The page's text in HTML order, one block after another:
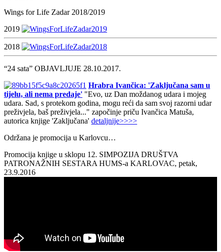
Wings for Life Zadar 2018/2019
2019
2018
“24 sata” OBJAVLJUJE 28.10.2017.
Hrabra Ivančica: 'Zaključana sam u
tijelu, ali nema predaje' "Evo, uz Dan moždanog udara i mojeg
udara. Sad, s protekom godina, mogu reći da sam svoj razorni udar
preživjela, baš preživjela..." započinje priču Ivančica Matuša,
autorica knjige 'Zaključana' detaljnije>>>>
Održana je promocija u Karlovcu…
Promocija knjige u sklopu 12. SIMPOZIJA DRUŠTVA
PATRONAŽNIH SESTARA HUMS-a KARLOVAC, petak,
23.9.2016